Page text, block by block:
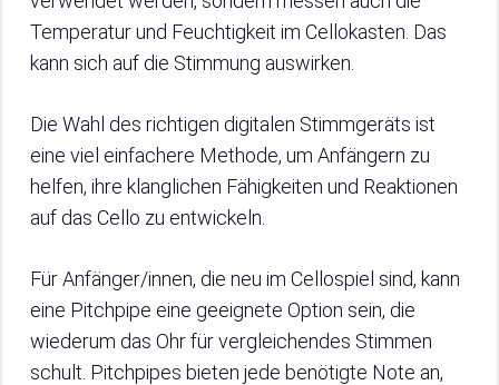
Temperatur und Feuchtigkeit im Cellokasten. Das
kann sich auf die Stimmung auswirken.
Die Wahl des richtigen digitalen Stimmgeräts ist
eine viel einfachere Methode, um Anfängern zu
helfen, ihre klanglichen Fähigkeiten und Reaktionen
auf das Cello zu entwickeln.
Für Anfänger/innen, die neu im Cellospiel sind, kann
eine Pitchpipe eine geeignete Option sein, die
wiederum das Ohr für vergleichendes Stimmen
schult. Pitchpipes bieten jede benötigte Note an,